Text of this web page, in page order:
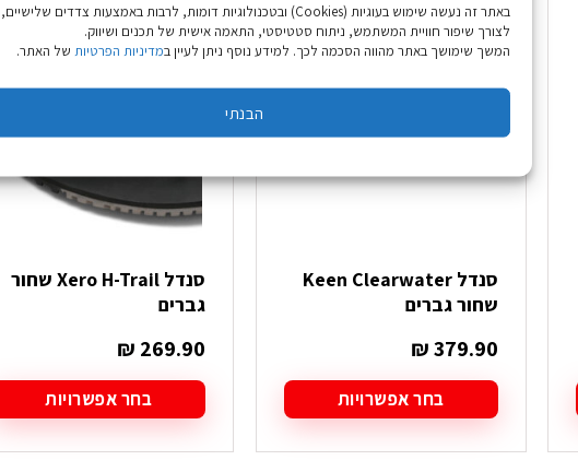
באתר זה נעשה שימוש בעוגיות (Cookies) ובטכנולוגיות דומות, לרבות באמצעות צדדים שלישיים,
לצורך שיפור חוויית המשתמש, ניתוח סטטיסטי, התאמה אישית של תכנים ושיווק.
המשך שימושך באתר מהווה הסכמה לכך. למידע נוסף ניתן לעיין במדיניות הפרטיות של האתר.
הבנתי
סנדל Keen Clearwater
שחור גברים
₪379.90
בחר אפשרויות
למוצר
זה
סנדל Xero H-Trail שחור
גברים
₪ 269.90
בחר אפשרויות
למוצר
זה